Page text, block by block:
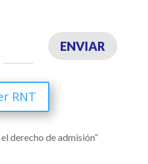
ENVIAR
RNT
derecho de admisión”